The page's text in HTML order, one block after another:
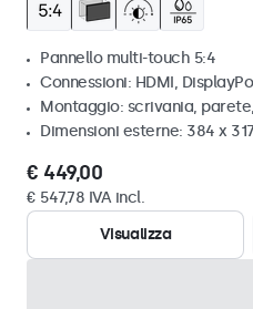
Pannello multi-touch 5:4
Connessioni: HDMI,
Montaggio: scrivania,
Dimensioni esterne: 384 x
€ 449,00
€ 547,78 IVA incl.
Visualizza